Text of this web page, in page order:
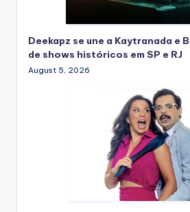
Deekapz se une a Kaytranada e
de shows históricos em SP e RJ
August 5, 2026